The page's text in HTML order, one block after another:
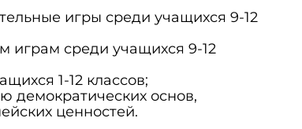
игры среди учащихся 9-12
играм среди учащихся 9-12
1-12 классов;
основ,
ценностей.